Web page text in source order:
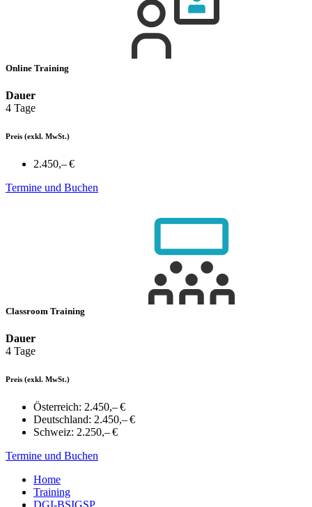
Online Training
Dauer
4 Tage
Preis (exkl. MwSt.)
2.450,– €
Termine und Buchen
Classroom Training
Dauer
4 Tage
Preis (exkl. MwSt.)
Österreich: 2.450,– €
Deutschland: 2.450,– €
Schweiz: 2.250,– €
Termine und Buchen
Home
Training